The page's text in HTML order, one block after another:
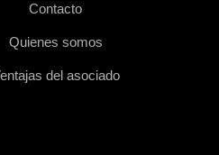
Contacto
Quienes somos
del asociado